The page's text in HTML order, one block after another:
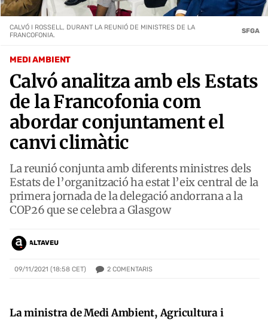
MEDI AMBIENT
Calvó analitza amb els Estats
de la Francofonia com
abordar conjuntament el
canvi climàtic
La reunió conjunta amb diferents ministres dels
Estats de l’organització ha estat l’eix central de la
primera jornada de la delegació andorrana a la
COP26 que se celebra a Glasgow
ALTAVEU
09/11/2021 (18:58 CET) 2 COMENTARIS
CALVÓ I ROSSELL, DURANT LA REUNIÓ DE MINISTRES DE LA
FRANCOFONIA.
SFGA
La ministra de Medi Ambient, Agricultura i